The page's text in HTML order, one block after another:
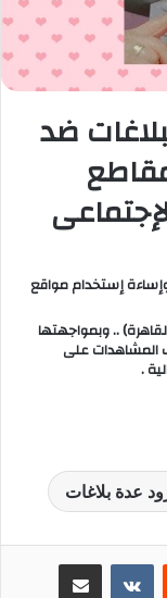
ضد
إستخدام مواقع
.. وبمواجهتها
المشاهدات على
.
عدة بلاغات